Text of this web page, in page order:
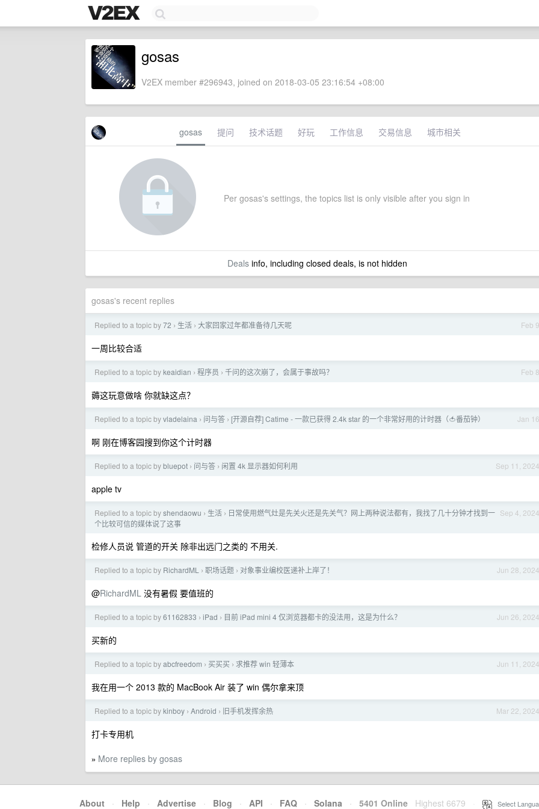
gosas
V2EX member #296943, joined on 2018-03-05 23:16:54 +08:00
gosas 提问 技术话题 好玩 工作信息 交易信息 城市相关
Per gosas's settings, the topics list is only visible after you sign in
Dealsinfo, including closed deals, is not hidden
gosas's recent replies
Feb 9
Replied to a topic by72 › 生活 › 大家回家过年都准备待几天呢
一周比较合适
Feb 8
Replied to a topic bykeaidian › 程序员 › 千问的这次崩了，会属于事故吗？
薅这玩意做啥 你就缺这点？
Jan 16
Replied to a topic byvladelaina › 问与答 › [开源自荐] Catime - 一款已获得 2.4k star 的一个非常好用的计时器（🍅番茄钟）
啊 刚在博客园搜到你这个计时器
Sep 11, 2024
Replied to a topic bybluepot › 问与答 › 闲置 4k 显示器如何利用
apple tv
Sep 4, 2024
Replied to a topic byshendaowu › 生活 › 日常使用燃气灶是先关火还是先关气？网上两种说法都有，我找了几十分钟才找到一
个比较可信的媒体说了这事
检修人员说 管道的开关 除非出远门之类的 不用关.
Jun 28, 2024
Replied to a topic by RichardML › 职场话题 › 对象事业编校医递补上岸了！
@RichardML 没有暑假 要值班的
Jun 26, 2024
Replied to a topic by61162833 › iPad › 目前 iPad mini 4 仅浏览器都卡的没法用，这是为什么？
买新的
Jun 11, 2024
Replied to a topic byabcfreedom › 买买买 › 求推荐 win 轻薄本
我在用一个 2013 款的 MacBook Air 装了 win 偶尔拿来顶
Mar 22, 2024
Replied to a topic bykinboy › Android › 旧手机发挥余热
打卡专用机
» More replies by gosas
About · Help · Advertise · Blog · API · FAQ · Solana · 5401 Online Highest 6679 Select